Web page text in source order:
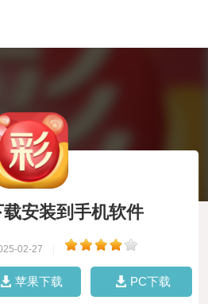
安装到手机软件
02-27
苹果下载 PC下载